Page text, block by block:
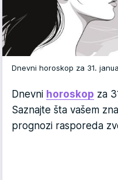
Dnevni horoskop za 31.
Dnevni horoskop za
Saznajte šta vašem
prognozi rasporeda